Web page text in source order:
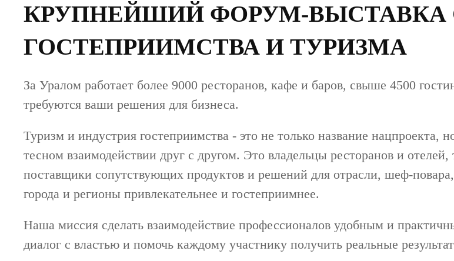
КРУПНЕЙШИЙ ФОРУМ-ВЫСТАВКА
ГОСТЕПРИИМСТВА И ТУРИЗМА
За Уралом работает более 9000 ресторанов, кафе и баров, свыше 4500
требуются ваши решения для бизнеса.
Туризм и индустрия гостеприимства - это не только название
тесном взаимодействии друг с другом. Это владельцы ресторанов и
поставщики сопутствующих продуктов и решений для отрасли, шеф-
города и регионы привлекательнее и гостеприимнее.
Наша миссия сделать взаимодействие профессионалов удобным и
диалог с властью и помочь каждому участнику получить реальные